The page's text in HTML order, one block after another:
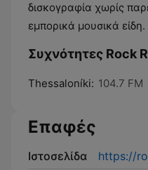
δισκογραφία χωρίς
εμπορικά μουσικά είδη.
Συχνότητες Rock
Thessaloníki: 104.7 FM
Επαφές
Ιστοσελίδα
https://